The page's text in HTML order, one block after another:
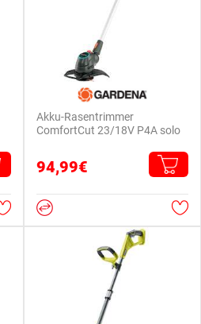
Akku-Rasentrimmer
ComfortCut 23/18V P4A solo
94,99€